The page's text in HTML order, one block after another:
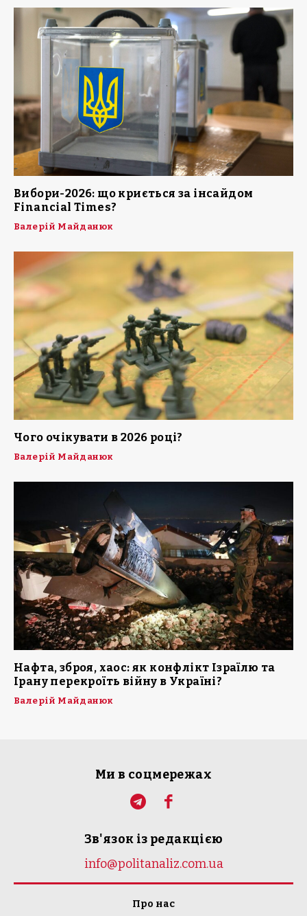
Вибори-2026: що криється за інсайдом
Financial Times?
Валерій Майданюк
Чого очікувати в 2026 році?
Валерій Майданюк
Нафта, зброя, хаос: як конфлікт Ізраїлю та
Ірану перекроїть війну в Україні?
Валерій Майданюк
Ми в соцмережах
Зв'язок із редакцією
info@politanaliz.com.ua
Про нас